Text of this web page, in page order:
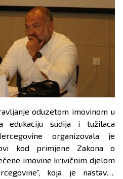
vladavine prava
su spremni na učinkovitu
razmjeni iskustava i znanja,
unapređenja komunikacije i
na podizanje svijesti o
oduzetom imovinom u
edukaciju sudija i tužilaca
organizovala je
kod primjene Zakona o
imovine krivičnim djelom
koja je nastavak